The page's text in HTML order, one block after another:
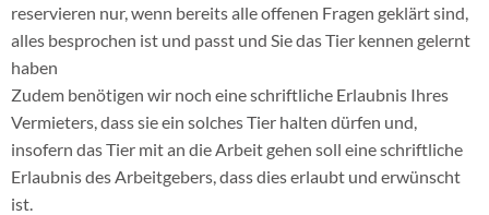
reservieren nur, wenn bereits alle offenen Fragen geklärt sind,
alles besprochen ist und passt und Sie das Tier kennen gelernt
haben
Zudem benötigen wir noch eine schriftliche Erlaubnis Ihres
Vermieters, dass sie ein solches Tier halten dürfen und,
insofern das Tier mit an die Arbeit gehen soll eine schriftliche
Erlaubnis des Arbeitgebers, dass dies erlaubt und erwünscht
ist.